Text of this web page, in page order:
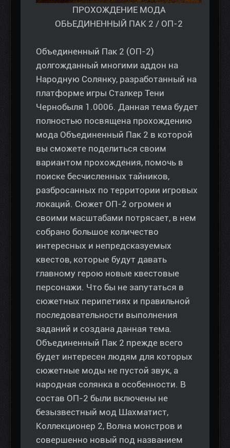
ПРОХОЖДЕНИЕ МОДА
ОБЬЕДИНЕННЫЙ ПАК 2 / ОП-2
Объединенный Пак 2 (ОП-2)
долгожданный многими аддон на
Народную Солянку, разработанный на
платформе игры Сталкер Тени
Чернобыля 1.0006. Данная тема будет
полностью посвящена прохождению
мода Объединенный Пак 2 в которой
вы сможете поделиться своим
вариантом прохождения, помочь в
поиске бесчисленных тайников,
разбросанных по территории игровых
локаций. Сюжет ОП-2 огромен и
своими масштабами потрясает, в нем
собрано большое количество
интересных и непредсказуемых
квестов, которые будут давать
главному герою новые квестовые
персонажи. Что бы не запутаться в
сюжетных перипетиях и правильной
последовательности выполнения
заданий и создана данная тема.
Объединенный Пак 2 прежде всего
будет интересен людям для которых
сюжетные моды не пустой звук, а
народная солянка в особенности. В
состав ОП-2 были включены не
безызвестный мод Шахматист,
Коллекционер 2, Волна монстров и
совершенно новый под названием